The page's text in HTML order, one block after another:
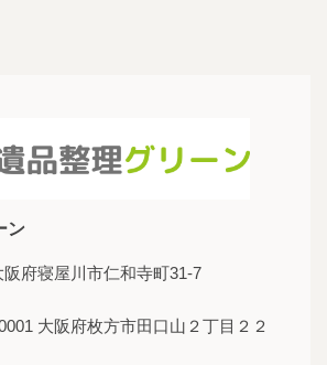
ン
府寝屋川市仁和寺町31-7
大阪府枚方市田口山２丁目２２